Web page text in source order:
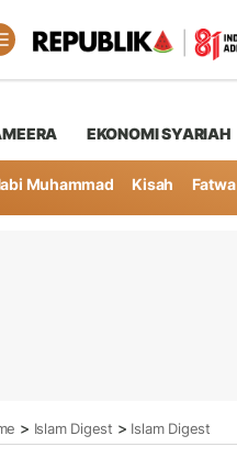
EKONOMI SYARIAH
Muhammad Kisah Fatwa
> Islam Digest > Islam Digest